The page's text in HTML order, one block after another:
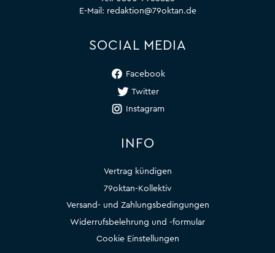
E-Mail: redaktion@79oktan.de
SOCIAL MEDIA
Facebook
Twitter
Instagram
INFO
Vertrag kündigen
79oktan-Kollektiv
Versand- und Zahlungsbedingungen
Widerrufsbelehrung und -formular
Cookie Einstellungen